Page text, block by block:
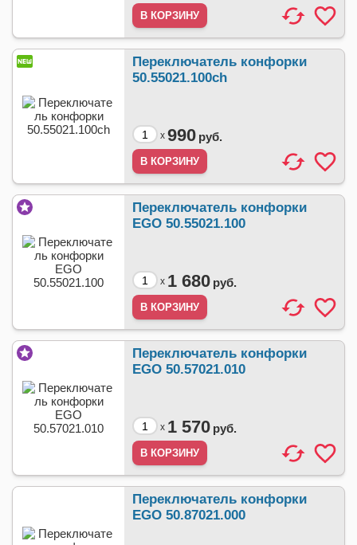
Переключатель конфорки
50.55021.100ch
x 990 руб.
Переключатель конфорки
EGO 50.55021.100
x 1 680 руб.
Переключатель конфорки
EGO 50.57021.010
x 1 570 руб.
Переключатель конфорки
EGO 50.87021.000